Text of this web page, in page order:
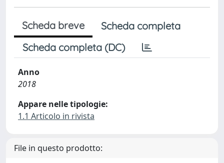
Scheda breve
Scheda completa
Scheda completa (DC)
Anno
2018
Appare nelle tipologie:
1.1 Articolo in rivista
File in questo prodotto: